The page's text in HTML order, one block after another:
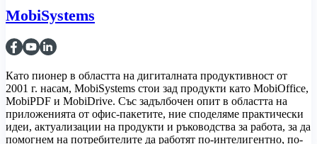
MobiSystems
Като пионер в областта на дигиталната продуктивност от
2001 г. насам, MobiSystems стои зад продукти като MobiOffice,
MobiPDF и MobiDrive. Със задълбочен опит в областта на
приложенията от офис-пакетите, ние споделяме практически
идеи, актуализации на продукти и ръководства за работа, за да
помогнем на потребителите да работят по-интелигентно, по-